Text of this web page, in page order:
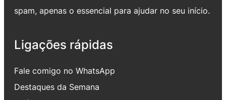
spam, apenas o essencial para ajudar no seu início.
Ligações rápidas
Fale comigo no WhatsApp
Destaques da Semana